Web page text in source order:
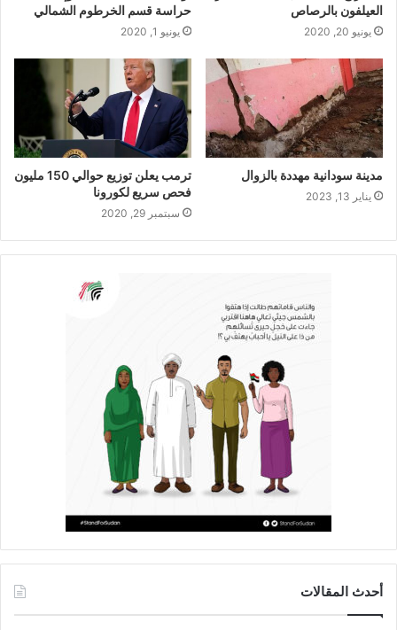
العيلفون بالرصاص
يونيو 20, 2020
حراسة قسم الخرطوم الشمالي
يونيو 1, 2020
مدينة سودانية مهددة بالزوال
يناير 13, 2023
ترمب يعلن توزيع حوالي 150 مليون
فحص سريع لكورونا
سبتمبر 29, 2020
أحدث المقالات